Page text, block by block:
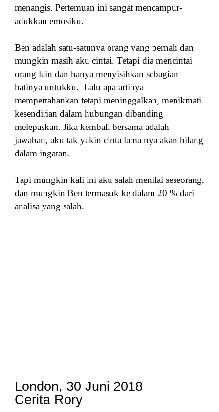
menangis. Pertemuan ini sangat mencampur-
adukkan emosiku.
Ben adalah satu-satunya orang yang pernah dan
mungkin masih aku cintai. Tetapi dia mencintai
orang lain dan hanya menyisihkan sebagian
hatinya untukku. Lalu apa artinya
mempertahankan tetapi meninggalkan, menikmati
kesendirian dalam hubungan dibanding
melepaskan. Jika kembali bersama adalah
jawaban, aku tak yakin cinta lama nya akan hilang
dalam ingatan.
Tapi mungkin kali ini aku salah menilai seseorang,
dan mungkin Ben termasuk ke dalam 20 % dari
analisa yang salah.
London, 30 Juni 2018
Cerita Rory